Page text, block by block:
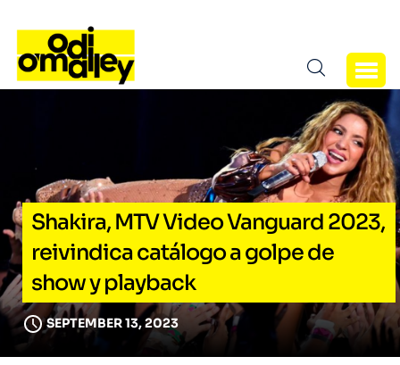
Shakira, MTV Video Vanguard 2023,
reivindica catálogo a golpe de
show y playback
SEPTEMBER 13, 2023